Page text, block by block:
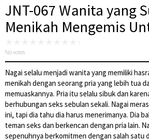
JNT-067 Wanita yang
Menikah Mengemis
No votes
Nagai selalu menjadi wanita yang memiliki
menikah dengan seorang pria yang lebih tua
memuaskannya. Pria itu selalu sibuk dan
berhubungan seks sebulan sekali. Nagai
ini, tapi dia tahu dia harus menerimanya. Dia
teman seks dan berkencan dengan pria lain.
sepenuhnya berkomitmen dengan salah satu